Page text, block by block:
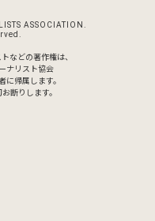
ASSOCIATION.
などの著作権は、
ナリスト協会
に帰属します。
断りします。